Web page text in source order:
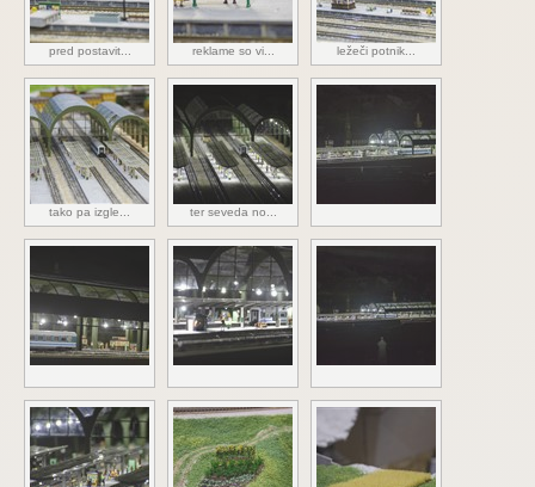
pred postavit... reklame so vi... ležeči potnik...
tako pa izgle... ter seveda no...